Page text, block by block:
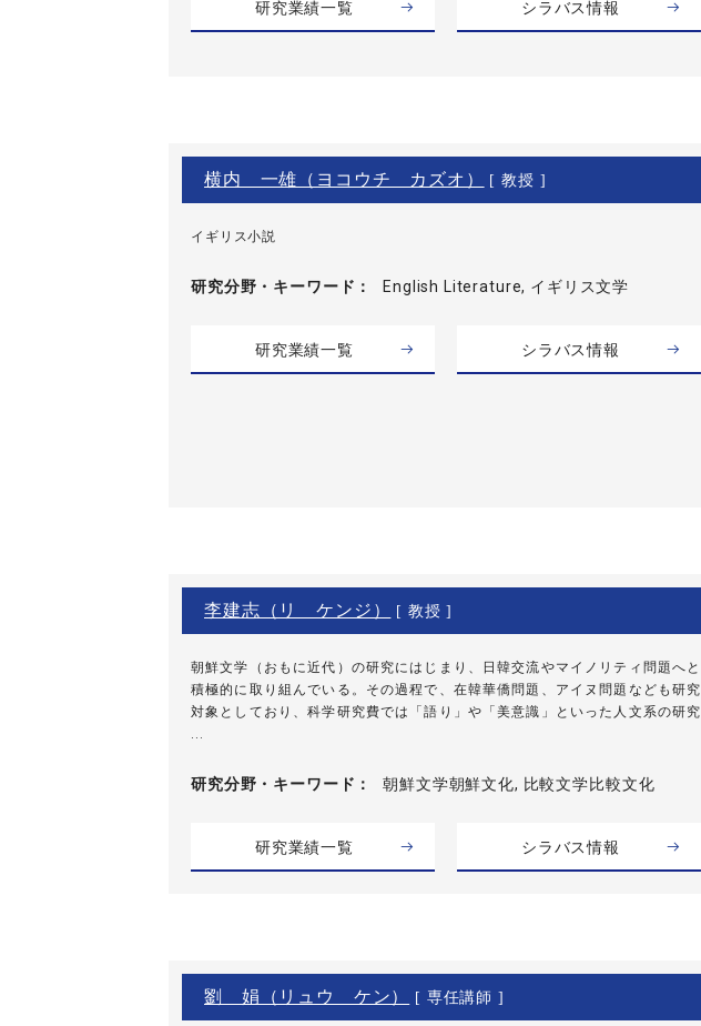
研究業績一覧 シラバス情報
横内 一雄（ヨコウチ カズオ） [ 教授 ]
イギリス小説
研究分野・ キーワード English Literature, イギリス文学
研究業績一覧 シラバス情報
李建志（リ ケンジ） [ 教授 ]
朝鮮文学（おもに近代）の研究にはじまり、日韓交流やマイノリティ問題へと
積極的に取り組んでいる。その過程で、在韓華僑問題、アイヌ問題なども研究
対象としており、科学研究費では「語り」や「美意識」といった人文系の研究
研究分野・ キーワード 朝鮮文学朝鮮文化, 比較文学比較文化
研究業績一覧 シラバス情報
劉 娟（リュウ ケン） [ 専任講師 ]